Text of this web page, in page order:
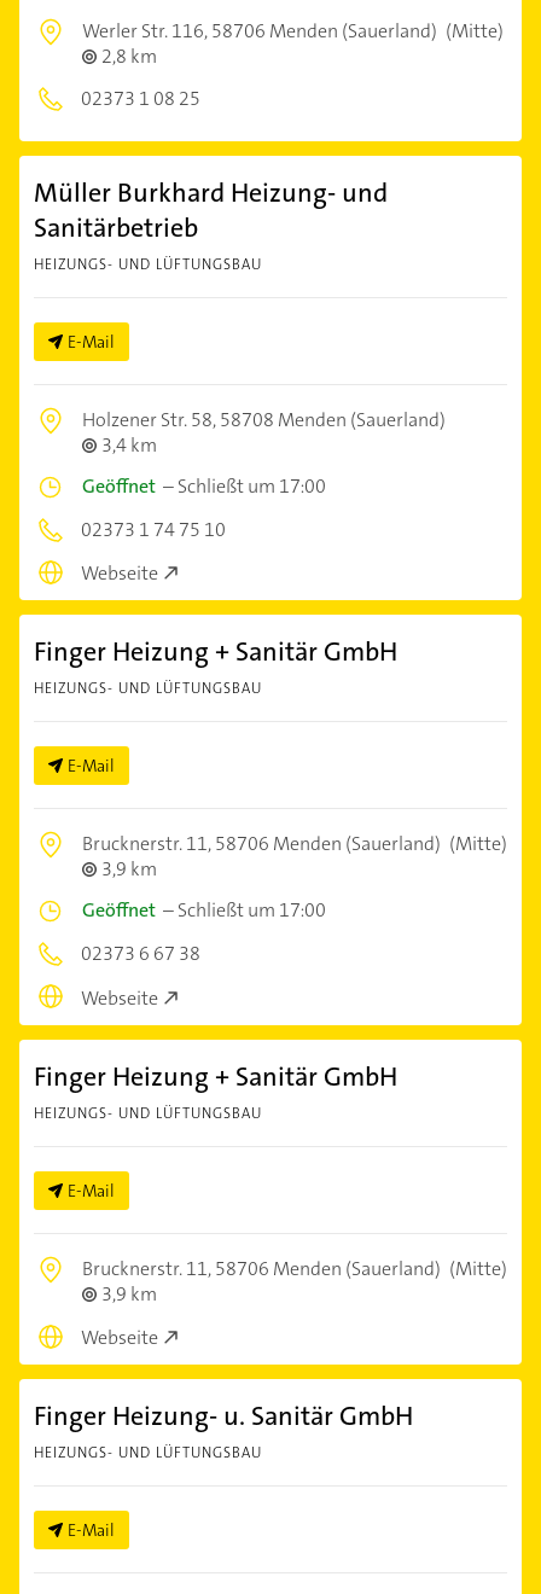
Werler Str. 116,58706 Menden (Sauerland) (Mitte)
2,8 km
02373 1 08 25
Müller Burkhard Heizung- und
Sanitärbetrieb
HEIZUNGS- UND LÜFTUNGSBAU
E-Mail
Holzener Str. 58,58708 Menden (Sauerland)
3,4 km
Geöffnet –Schließt um 17:00
02373 1 74 75 10
Webseite
Finger Heizung + Sanitär GmbH
HEIZUNGS- UND LÜFTUNGSBAU
E-Mail
Brucknerstr. 11,58706 Menden (Sauerland) (Mitte)
3,9 km
Geöffnet –Schließt um 17:00
02373 6 67 38
Webseite
Finger Heizung + Sanitär GmbH
HEIZUNGS- UND LÜFTUNGSBAU
E-Mail
Brucknerstr. 11,58706 Menden (Sauerland) (Mitte)
3,9 km
Webseite
Finger Heizung- u. Sanitär GmbH
HEIZUNGS- UND LÜFTUNGSBAU
E-Mail